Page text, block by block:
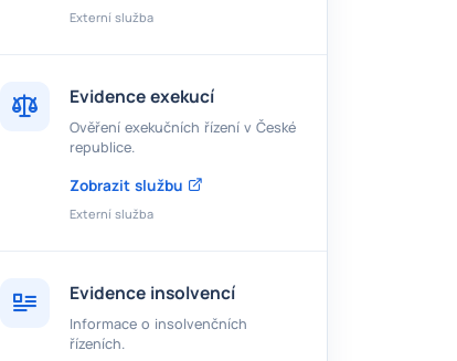
Externí služba
Evidence exekucí
Ověření exekučních řízení v České
republice.
Zobrazit službu
Externí služba
Evidence insolvencí
Informace o insolvenčních
řízeních.